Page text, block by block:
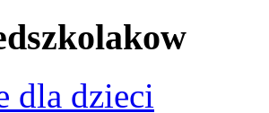
dla dzieci